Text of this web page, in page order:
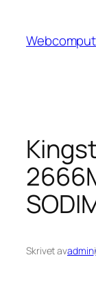
innehåll
Skrivet avadmini